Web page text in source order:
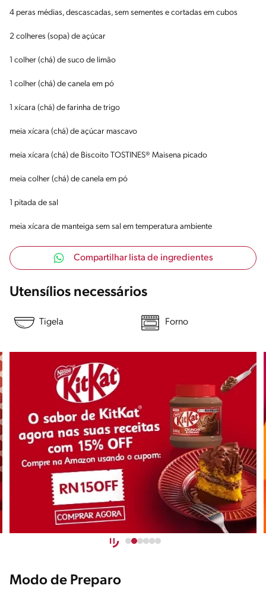
4 peras médias, descascadas, sem sementes e cortadas em cubos
2 colheres (sopa) de açúcar
1 colher (chá) de suco de limão
1 colher (chá) de canela em pó
1 xícara (chá) de farinha de trigo
meia xícara (chá) de açúcar mascavo
meia xícara (chá) de Biscoito TOSTINES® Maisena picado
meia colher (chá) de canela em pó
1 pitada de sal
meia xícara de manteiga sem sal em temperatura ambiente
Compartilhar lista de ingredientes
Utensílios necessários
Tigela Forno
Modo de Preparo